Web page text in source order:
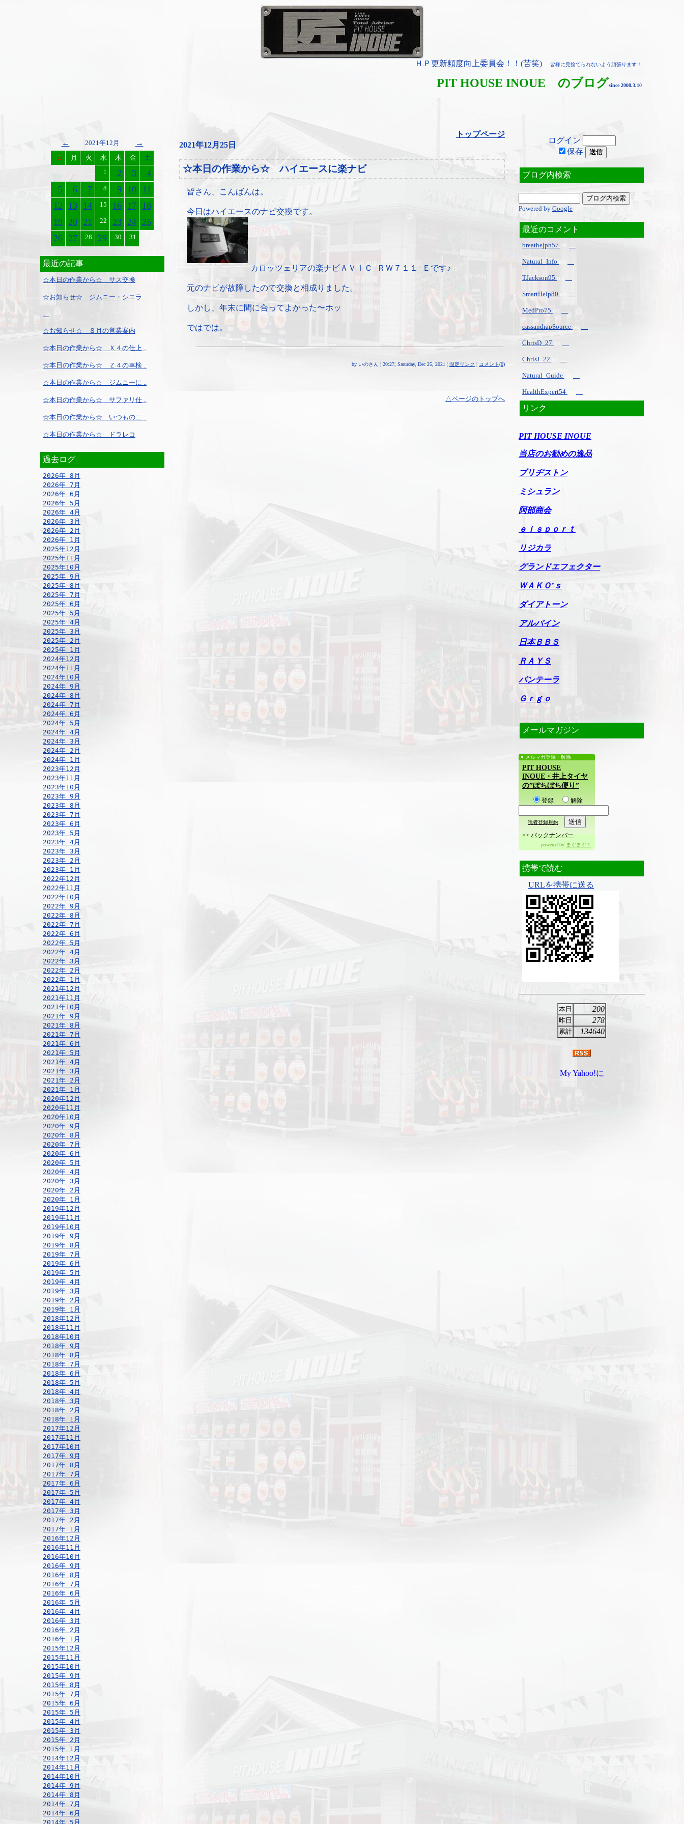
ＨＰ更新頻度向上委員会！！(苦笑) 皆様に見捨てられないよう頑張ります！
PIT HOUSE INOUE のブログsince 2008.3.10
← 2021年12月 →
日 月 火 水 木 金
土
1
2 3
4
5
6 7 8 9 10
11
12
13 14 15 16 17 18
19 20 21 22 23 24 25
26 27 28 29 30 31
最近の記事
☆本日の作業から☆ サス交換
☆お知らせ☆ ジムニー・シエラ ..
☆お知らせ☆ ８月の営業案内
☆本日の作業から☆ Ｘ４の仕上 ..
☆本日の作業から☆ Ｚ４の車検 ..
☆本日の作業から☆ ジムニーに ..
☆本日の作業から☆ サファリ仕 ..
☆本日の作業から☆ いつもの二 ..
☆本日の作業から☆ ドラレコ
過去ログ
2026年 8月
2026年 7月
2026年 6月
2026年 5月
2026年 4月
2026年 3月
2026年 2月
2026年 1月
2025年12月
2025年11月
2025年10月
2025年 9月
2025年 8月
2025年 7月
2025年 6月
2025年 5月
2025年 4月
2025年 3月
2025年 2月
2025年 1月
2024年12月
2024年11月
2024年10月
2024年 9月
2024年 8月
2024年 7月
2024年 6月
2024年 5月
2024年 4月
2024年 3月
2024年 2月
2024年 1月
2023年12月
2023年11月
2023年10月
2023年 9月
2023年 8月
2023年 7月
2023年 6月
2023年 5月
2023年 4月
2023年 3月
2023年 2月
2023年 1月
2022年12月
2022年11月
2022年10月
2022年 9月
2022年 8月
2022年 7月
2022年 6月
2022年 5月
2022年 4月
2022年 3月
2022年 2月
2022年 1月
2021年12月
2021年11月
2021年10月
2021年 9月
2021年 8月
2021年 7月
2021年 6月
2021年 5月
2021年 4月
2021年 3月
2021年 2月
2021年 1月
2020年12月
2020年11月
2020年10月
2020年 9月
2020年 8月
2020年 7月
2020年 6月
2020年 5月
2020年 4月
2020年 3月
2020年 2月
2020年 1月
2019年12月
2019年11月
2019年10月
2019年 9月
2019年 8月
2019年 7月
2019年 6月
2019年 5月
2019年 4月
2019年 3月
2019年 2月
2019年 1月
2018年12月
2018年11月
2018年10月
2018年 9月
2018年 8月
2018年 7月
2018年 6月
2018年 5月
2018年 4月
2018年 3月
2018年 2月
2018年 1月
2017年12月
2017年11月
2017年10月
2017年 9月
2017年 8月
2017年 7月
2017年 6月
2017年 5月
2017年 4月
2017年 3月
2017年 2月
2017年 1月
2016年12月
2016年11月
2016年10月
2016年 9月
2016年 8月
2016年 7月
2016年 6月
2016年 5月
2016年 4月
2016年 3月
2016年 2月
2016年 1月
2015年12月
2015年11月
2015年10月
2015年 9月
2015年 8月
2015年 7月
2015年 6月
2015年 5月
2015年 4月
2015年 3月
2015年 2月
2015年 1月
2014年12月
2014年11月
2014年10月
2014年 9月
2014年 8月
2014年 7月
2014年 6月
2014年 5月
トップページ
2021年12月25日
☆本日の作業から☆ ハイエースに楽ナビ
皆さん、こんばんは。
今日はハイエースのナビ交換です。
カロッツェリアの楽ナビＡＶＩＣ−ＲＷ７１１−Ｅです♪
元のナビが故障したので交換と相成りました。
しかし、年末に間に合ってよかった〜ホッ
ではでは。
by いのさん ¦ 20:27, Saturday, Dec 25, 2021 ¦ 固定リンク ¦ コメント(0)
△ページのトップへ
ログイン
保存
ブログ内検索
Powered by Google
最近のコメント
breathejph57 on
Natural_Info
TJackson95 on
SmartHelp80
MedPro75 on
cassandrapSource on
ChrisD_27 on
ChrisJ_22
Natural_Guide
HealthExpert54
リンク
PIT HOUSE INOUE
当店のお勧めの逸品
ブリヂストン
ミシュラン
阿部商会
ｅｌｓｐｏｒｔ
リジカラ
グランドエフェクター
ＷＡＫＯ’ｓ
ダイアトーン
アルパイン
日本ＢＢＳ
ＲＡＹＳ
パンテーラ
Ｇｒｇｏ
メールマガジン
メルマガ登録・解除
PIT HOUSE
INOUE・井上タイヤ
の”ぼちぼち便り”
登録 解除
読者登録規約
>> バックナンバー
powered by まぐまぐ！
携帯で読む
URLを携帯に送る
本日 200
昨日 278
累計 134640